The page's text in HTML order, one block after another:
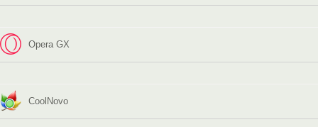
Opera GX
CoolNovo